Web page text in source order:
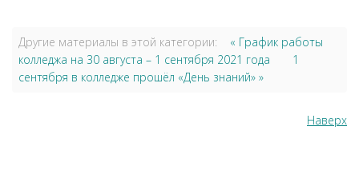
Другие материалы в этой категории:
« График работы
колледжа на 30 августа – 1 сентября 2021 года
1
сентября в колледже прошёл «День знаний» »
Наверх